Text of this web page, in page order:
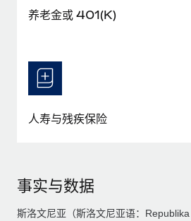
养老金或 401(K)
人寿与残疾保险
事实与数据
斯洛文尼亚（斯洛文尼亚语：